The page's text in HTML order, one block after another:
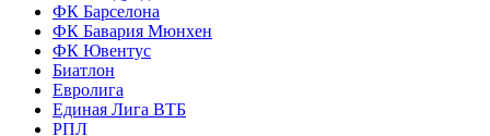
ФК Барселона
ФК Бавария Мюнхен
ФК Ювентус
Биатлон
Евролига
Единая Лига ВТБ
РПЛ